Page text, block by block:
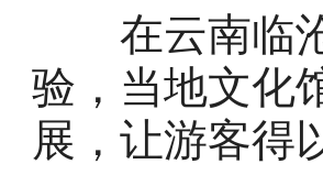
在云南临沧
验，当地文化
展，让游客得